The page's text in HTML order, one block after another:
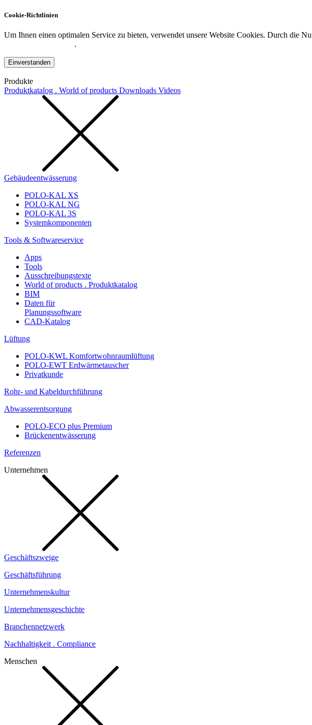
Cookie-Richtlinien
Um Ihnen einen optimalen Service zu bieten, verwendet unsere Website Cookies. Durch die
.
Einverstanden
Produkte
Produktkatalog . World of products Downloads Videos
Gebäudeentwässerung
POLO-KAL XS
POLO-KAL NG
POLO-KAL 3S
Systemkomponenten
Tools & Softwareservice
Apps
Tools
Ausschreibungstexte
World of products . Produktkatalog
BIM
Daten für
Planungssoftware
CAD-Katalog
Lüftung
POLO-KWL Komfortwohnraumlüftung
POLO-EWT Erdwärmetauscher
Privatkunde
Rohr- und Kabeldurchführung
Abwasserentsorgung
POLO-ECO plus Premium
Brückenentwässerung
Referenzen
Unternehmen
Geschäftszweige
Geschäftsführung
Unternehmenskultur
Unternehmensgeschichte
Branchennetzwerk
Nachhaltigkeit . Compliance
Menschen